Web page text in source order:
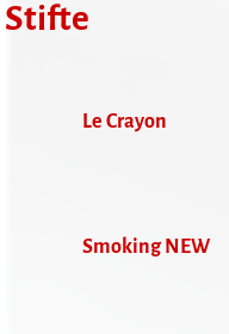
Stifte
Le Crayon
Smoking NEW